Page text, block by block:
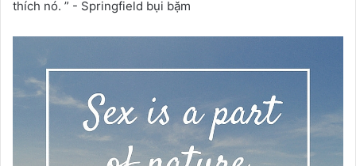
thích nó. ” - Springfield bụi bặm